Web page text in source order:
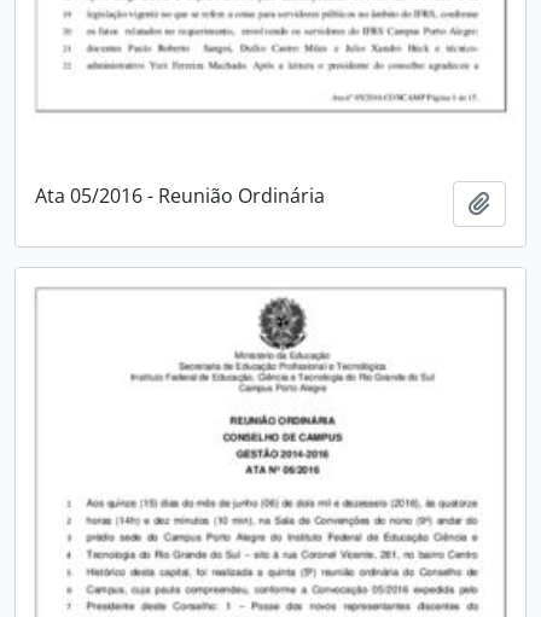
Ata 05/2016 - Reunião Ordinária